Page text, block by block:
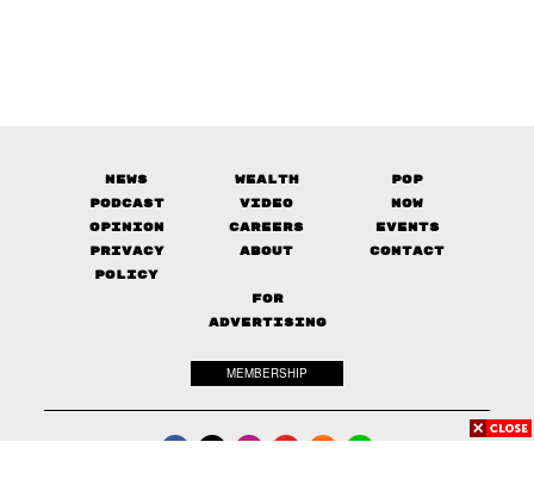
News Wealth
Pop
Podcast
Video
Now
Opinion
Careers
Events
Privacy
Policy
About Contact
FOR
ADVERTISING
MEMBERSHIP